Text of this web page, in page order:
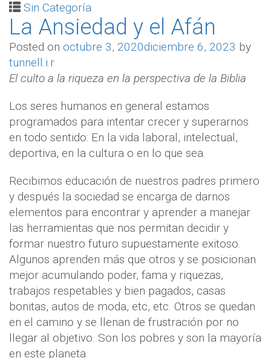
Sin Categoría
La Ansiedad y el Afán
Posted on octubre 3, 2020diciembre 6, 2023 by
tunnell.i.r
El culto a la riqueza en la perspectiva de la Biblia
Los seres humanos en general estamos
programados para intentar crecer y superarnos
en todo sentido: En la vida laboral, intelectual,
deportiva, en la cultura o en lo que sea.
Recibimos educación de nuestros padres primero
y después la sociedad se encarga de darnos
elementos para encontrar y aprender a manejar
las herramientas que nos permitan decidir y
formar nuestro futuro supuestamente exitoso.
Algunos aprenden más que otros y se posicionan
mejor acumulando poder, fama y riquezas,
trabajos respetables y bien pagados, casas
bonitas, autos de moda, etc, etc. Otros se quedan
en el camino y se llenan de frustración por no
llegar al objetivo. Son los pobres y son la mayoría
en este planeta.